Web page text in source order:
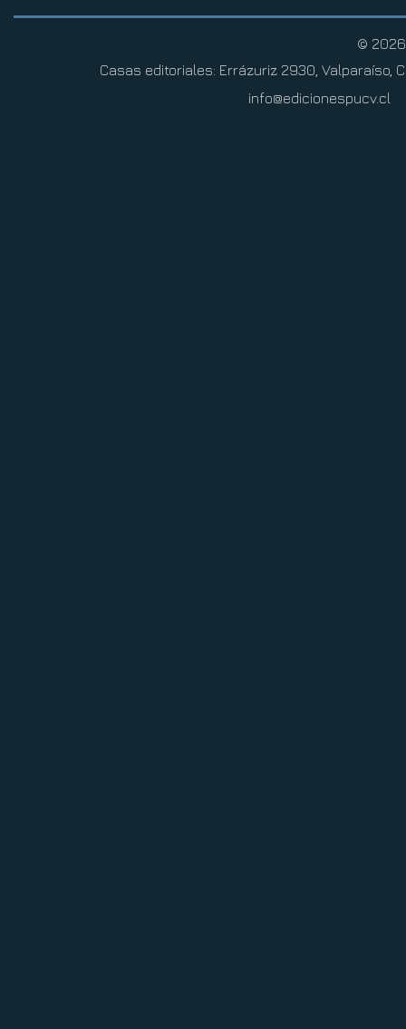
©
Casas editoriales: Errázuriz 2930, Valparaíso,
info@edicionespucv.cl